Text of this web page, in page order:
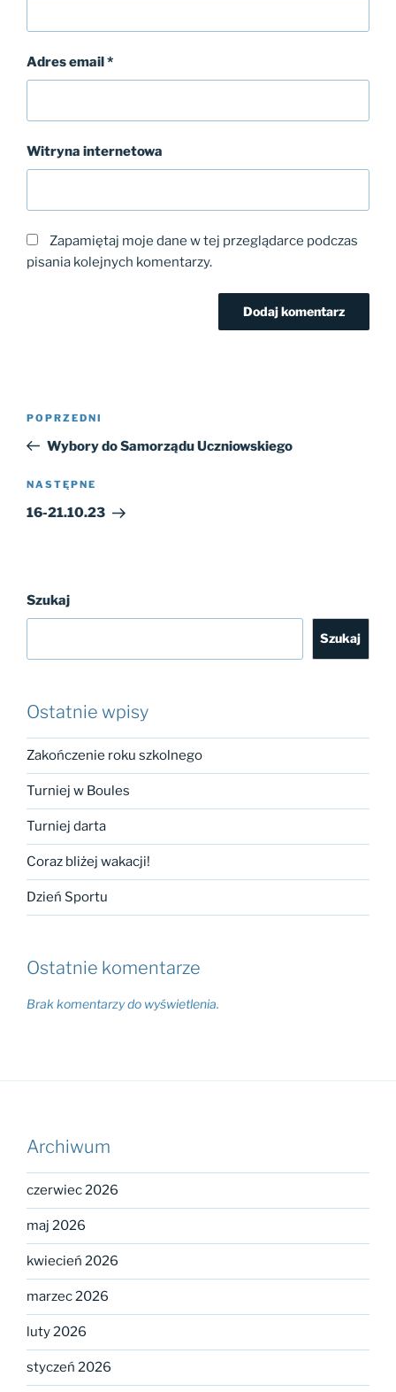
Adres email*
Witryna internetowa
Zapamiętaj moje dane w tej przeglądarce podczas
pisania kolejnych komentarzy.
Poprzedni
wpis
POPRZEDNI
Wybory do Samorządu Uczniowskiego
Następny
wpis
NASTĘPNE
16-21.10.23
Szukaj
Szukaj
Ostatnie wpisy
Zakończenie roku szkolnego
Turniej w Boules
Turniej darta
Coraz bliżej wakacji!
Dzień Sportu
Ostatnie komentarze
Brak komentarzy do wyświetlenia.
Archiwum
czerwiec 2026
maj 2026
kwiecień 2026
marzec 2026
luty 2026
styczeń 2026